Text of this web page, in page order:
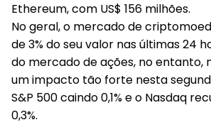
Ethereum, com US$ 156 milhões.
No geral, o mercado de
de 3% do seu valor nas últimas 24
do mercado de ações, no entanto,
um impacto tão forte nesta
S&P 500 caindo 0,1% e o Nasdaq
0,3%.